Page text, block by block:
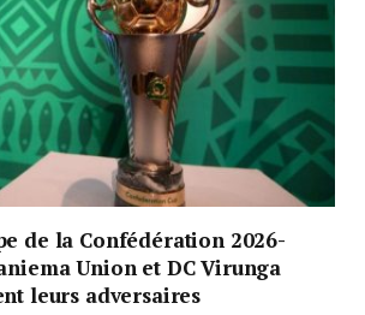
de la Confédération 2026-
Union et DC Virunga
leurs adversaires